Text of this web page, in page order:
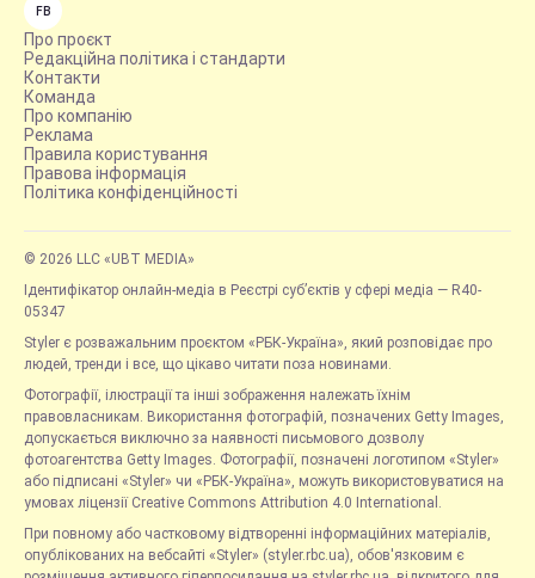
FB
Про проєкт
Редакційна політика і стандарти
Контакти
Команда
Про компанію
Реклама
Правила користування
Правова інформація
Політика конфіденційності
© 2026 LLC «UBT MEDIA»
Ідентифікатор онлайн-медіа в Реєстрі суб’єктів у сфері медіа — R40-
05347
Styler є розважальним проєктом «РБК-Україна», який розповідає про
людей, тренди і все, що цікаво читати поза новинами.
Фотографії, ілюстрації та інші зображення належать їхнім
правовласникам. Використання фотографій, позначених Getty Images,
допускається виключно за наявності письмового дозволу
фотоагентства Getty Images. Фотографії, позначені логотипом «Styler»
або підписані «Styler» чи «РБК-Україна», можуть використовуватися на
умовах ліцензії Creative Commons Attribution 4.0 International.
При повному або частковому відтворенні інформаційних матеріалів,
опублікованих на вебсайті «Styler» (styler.rbc.ua), обов'язковим є